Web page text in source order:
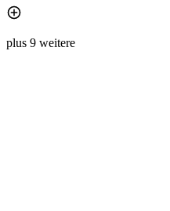
plus 9 weitere